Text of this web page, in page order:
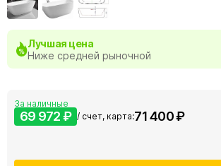
Лучшая цена
Ниже средней рыночной
За наличные
69 972 ₽ / счет, карта:71 400 ₽